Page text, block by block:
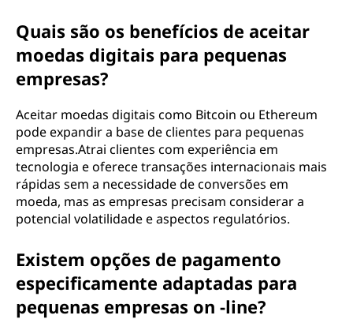
Quais são os benefícios de aceitar
moedas digitais para pequenas
empresas?
Aceitar moedas digitais como Bitcoin ou Ethereum
pode expandir a base de clientes para pequenas
empresas.Atrai clientes com experiência em
tecnologia e oferece transações internacionais mais
rápidas sem a necessidade de conversões em
moeda, mas as empresas precisam considerar a
potencial volatilidade e aspectos regulatórios.
Existem opções de pagamento
especificamente adaptadas para
pequenas empresas on -line?